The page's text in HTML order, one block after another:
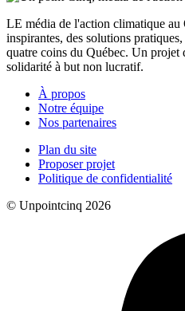
LE média de l'action climatique au
inspirantes, des solutions
quatre coins du Québec. Un
solidarité à but non lucratif.
À propos
Notre équipe
Nos partenaires
Plan du site
Proposer projet
Politique de confidentialité
© Unpointcinq 2026